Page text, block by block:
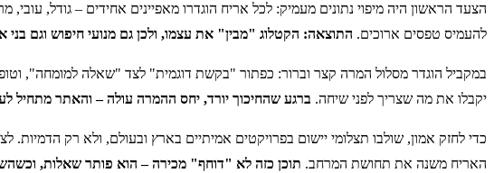
הצעד הראשון היה מיפוי נתונים מעמיק: לכל אריח הוגדרו מאפיינים אחידים – גודל,
להעמיס טפסים ארוכים. התוצאה: הקטלוג "מבין" את עצמו, ולכן גם מנועי חיפוש וגם
במקביל הוגדר מסלול המרה קצר וברור: כפתור "בקשת דוגמית" לצד "שאלה למומחה",
יקבלו את מה שצריך לפני שיחה. ברגע שהחיכוך יורד, יחס ההמרה עולה – והאתר מתחיל
כדי לחזק אמון, שולבו תצלומי יישום בפרויקטים אמיתיים בארץ ובעולם, ולא רק הדמיות.
האריח משנה את תחושת המרחב. תוכן כזה לא "דוחף" מכירה – הוא פותר שאלות,